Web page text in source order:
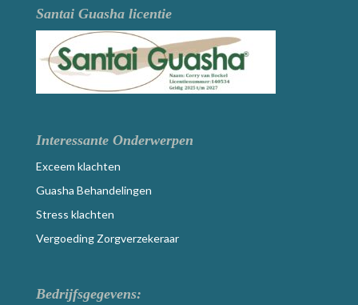
Santai Guasha licentie
Interessante Onderwerpen
Exceem klachten
Guasha Behandelingen
Stress klachten
Vergoeding Zorgverzekeraar
Bedrijfsgegevens: